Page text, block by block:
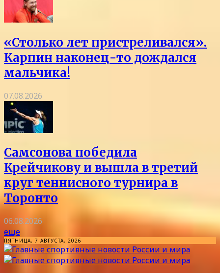
«Столько лет пристреливался».
Карпин наконец-то дождался
мальчика!
07.08.2026
Самсонова победила
Крейчикову и вышла в третий
круг теннисного турнира в
Торонто
06.08.2026
еще
ПЯТНИЦА, 7 АВГУСТА, 2026